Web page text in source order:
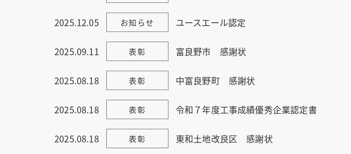
2025.12.05 お知らせ ユースエール認定
2025.09.11 表彰 富良野市 感謝状
2025.08.18 表彰 中富良野町 感謝状
2025.08.18 表彰 令和７年度工事成績優秀企業認定書
2025.08.18 表彰 東和土地改良区 感謝状